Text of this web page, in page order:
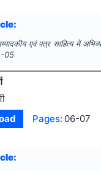
सम्पादकीय एवं पत्र साहित्य में
05
Pages: 06-07